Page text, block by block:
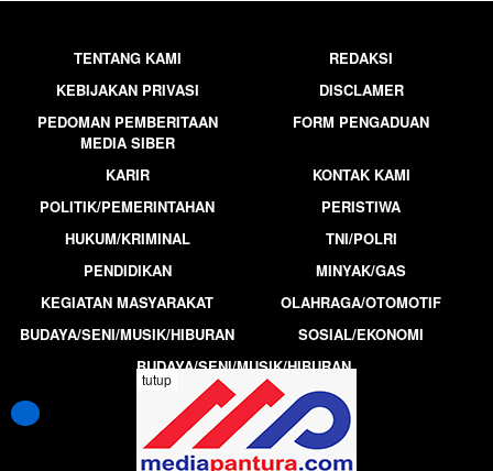
TENTANG KAMI
REDAKSI
KEBIJAKAN PRIVASI
DISCLAMER
PEDOMAN PEMBERITAAN
MEDIA SIBER
FORM PENGADUAN
KARIR
KONTAK KAMI
POLITIK/PEMERINTAHAN
PERISTIWA
HUKUM/KRIMINAL
TNI/POLRI
PENDIDIKAN
MINYAK/GAS
KEGIATAN MASYARAKAT
OLAHRAGA/OTOMOTIF
BUDAYA/SENI/MUSIK/HIBURAN
SOSIAL/EKONOMI
BUDAYA/SENI/MUSIK/HIBURAN
MEDIAPANTURA.COM
tutup